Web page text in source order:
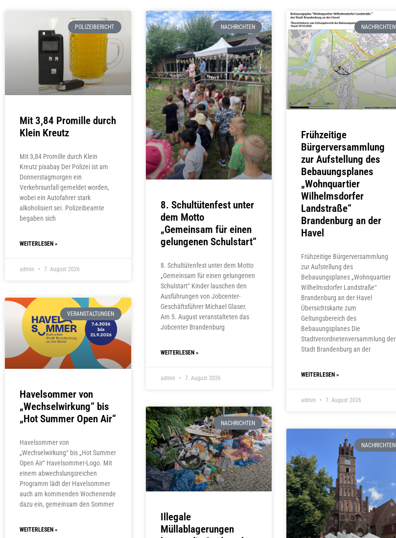
POLIZEIBERICHT
Mit 3,84 Promille durch
Klein Kreutz
Mit 3,84 Promille durch Klein
Kreutz pixabay Der Polizei ist am
Donnerstagmorgen ein
Verkehrsunfall gemeldet worden,
wobei ein Autofahrer stark
alkoholisiert sei. Polizeibeamte
begaben sich
WEITERLESEN »
admin 7. August 2026
NACHRICHTEN
8. Schultütenfest unter
dem Motto
„Gemeinsam für einen
gelungenen Schulstart“
8. Schultütenfest unter dem Motto
„Gemeinsam für einen gelungenen
Schulstart“ Kinder lauschen den
Ausführungen von Jobcenter-
Geschäftsführer Michael Glaser.
Am 5. August veranstalteten das
Jobcenter Brandenburg
WEITERLESEN »
admin 7. August 2026
NACHRICHTEN
Frühzeitige
Bürgerversammlung
zur Aufstellung des
Bebauungsplanes
„Wohnquartier
Wilhelmsdorfer
Landstraße“
Brandenburg an der
Havel
Frühzeitige Bürgerversammlung
zur Aufstellung des
Bebauungsplanes „Wohnquartier
Wilhelmsdorfer Landstraße“
Brandenburg an der Havel
Übersichtskarte zum
Geltungsbereich des
Bebauungsplanes Die
Stadtverordnetenversammlung der
Stadt Brandenburg an der
WEITERLESEN »
admin 7. August 2026
VERANSTALTUNGEN
Havelsommer von
„Wechselwirkung“ bis
„Hot Summer Open Air“
Havelsommer von
„Wechselwirkung“ bis „Hot Summer
Open Air“ Havelsommer-Logo. Mit
einem abwechslungsreichen
Programm lädt der Havelsommer
auch am kommenden Wochenende
dazu ein, gemeinsam den Sommer
WEITERLESEN »
NACHRICHTEN
Illegale
Müllablagerungen
NACHRICHTEN